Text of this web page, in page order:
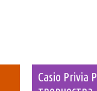
Casio Privia